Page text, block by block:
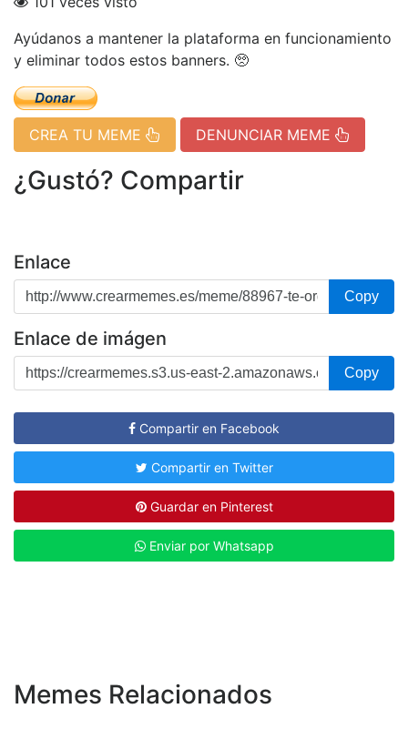
Ayúdanos a mantener la plataforma en funcionamiento
y eliminar todos estos banners. 🥺
CREA TU MEME DENUNCIAR MEME
¿Gustó? Compartir
Enlace
Copy
Enlace de imágen
Copy
Compartir en Facebook
Compartir en Twitter
Guardar en Pinterest
Enviar por Whatsapp
Memes Relacionados